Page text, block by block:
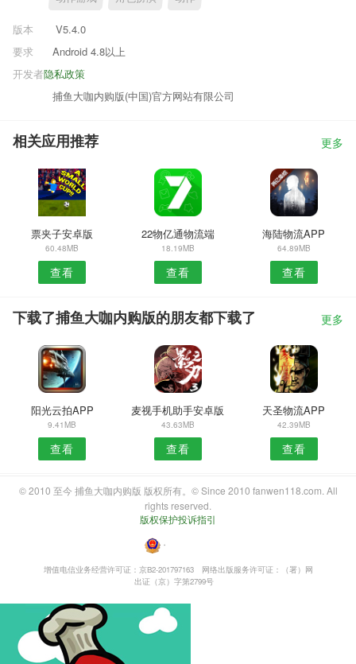
版本
V5.4.0
要求
Android 4.8以上
隐私政策
开发者
捕鱼大咖内购版(中国)官方网站有限公司
相关应用推荐 更多
票夹子安卓版
60.48MB
查看
22物亿通物流端
18.19MB
查看
海陆物流APP
64.89MB
查看
下载了捕鱼大咖内购版的朋友都下载了 更多
阳光云拍APP
9.41MB
查看
麦视手机助手安卓版
43.63MB
查看
天圣物流APP
42.39MB
查看
© 2010 至今 捕鱼大咖内购版 版权所有。© Since 2010 fanwen118.com. All
rights reserved.
版权保护投诉指引
・
增值电信业务经营许可证：京B2-201797163
网络出版服务许可证：（署）网
出证（京）字第2799号